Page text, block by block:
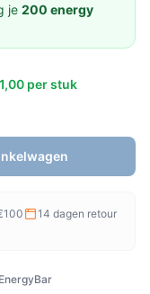
je 200 energy
per stuk
14 dagen retour
EnergyBar